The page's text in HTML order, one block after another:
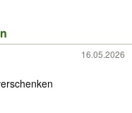
16.05.2026